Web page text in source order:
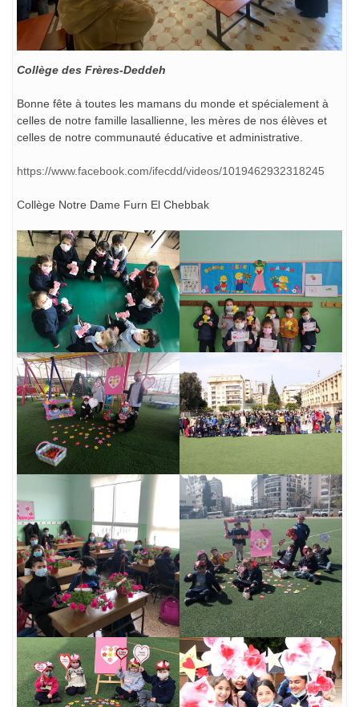
Collège des Frères-Deddeh
Bonne fête à toutes les mamans du monde et spécialement à
celles de notre famille lasallienne, les mères de nos élèves et
celles de notre communauté éducative et administrative.
https://www.facebook.com/ifecdd/videos/1019462932318245
Collège Notre Dame Furn El Chebbak